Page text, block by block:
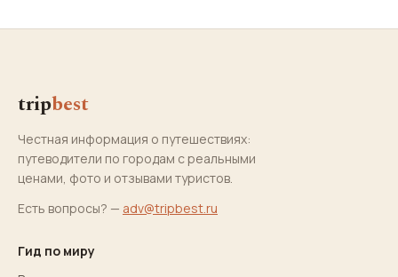
tripbest
Честная информация о путешествиях:
путеводители по городам с реальными
ценами, фото и отзывами туристов.
Есть вопросы? — adv@tripbest.ru
Гид по миру